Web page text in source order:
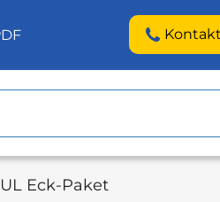
Kontakt
Eck-Paket